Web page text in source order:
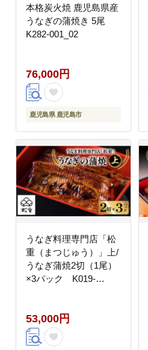
本格炭火焼 鹿児島県産
うなぎの蒲焼き 5尾
K282-001_02
76,000円
鹿児島県 鹿児島市
うなぎ料理専門店「松
重（まつじゅう）」上/
うなぎ蒲焼2切（1尾）
×3パック K019-
53,000円